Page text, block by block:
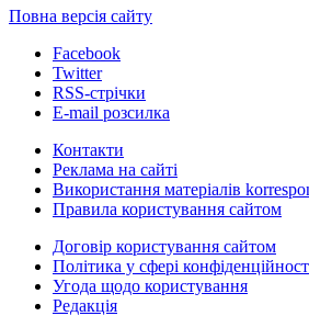
Повна версія сайту
Facebook
Twitter
RSS-стрічки
E-mail розсилка
Контакти
Реклама на сайті
Використання матеріалів
Правила користування сайтом
Договір користування сайтом
Політика у сфері
Угода щодо користування
Редакція